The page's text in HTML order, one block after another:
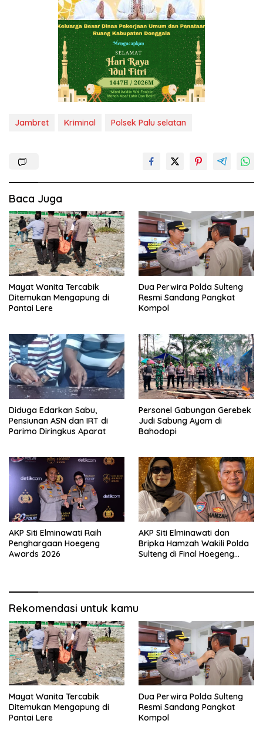
Jambret Kriminal Polsek Palu selatan
Baca Juga
Mayat Wanita Tercabik
Ditemukan Mengapung di
Pantai Lere
Dua Perwira Polda Sulteng
Resmi Sandang Pangkat
Kompol
Diduga Edarkan Sabu,
Pensiunan ASN dan IRT di
Parimo Diringkus Aparat
Personel Gabungan Gerebek
Judi Sabung Ayam di
Bahodopi
AKP Siti Elminawati Raih
Penghargaan Hoegeng
Awards 2026
AKP Siti Elminawati dan
Bripka Hamzah Wakili Polda
Sulteng di Final Hoegeng
Rekomendasi untuk kamu
Mayat Wanita Tercabik
Ditemukan Mengapung di
Pantai Lere
Dua Perwira Polda Sulteng
Resmi Sandang Pangkat
Kompol